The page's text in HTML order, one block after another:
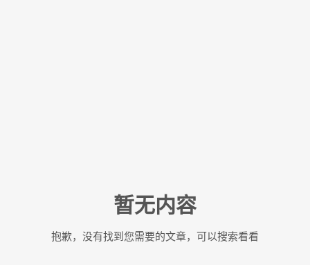
暂无内容
抱歉，没有找到您需要的文章，可以搜索看看